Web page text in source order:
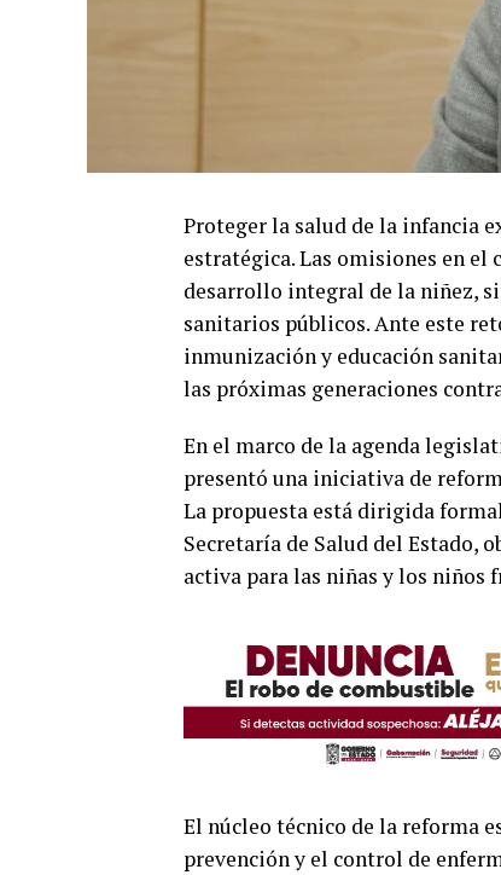
Proteger la salud de la infancia
estratégica. Las omisiones en
desarrollo integral de la niñez,
sanitarios públicos. Ante este
inmunización y educación
las próximas generaciones
En el marco de la agenda
presentó una iniciativa de
La propuesta está dirigida
Secretaría de Salud del Estado,
activa para las niñas y los niños
El núcleo técnico de la reforma
prevención y el control de